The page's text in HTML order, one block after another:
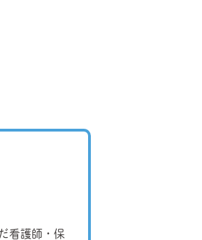
看護師・保